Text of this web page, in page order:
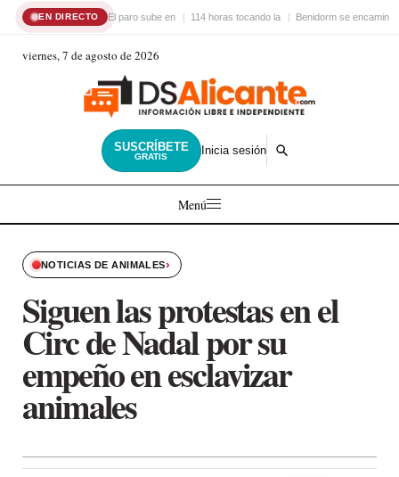
EN DIRECTO El paro sube en 114 horas tocando la Benidorm se encamina
viernes, 7 de agosto de 2026
SUSCRÍBETE
GRATIS Inicia sesión
Menú
NOTICIAS DE ANIMALES›
Siguen las protestas en el
Circ de Nadal por su
empeño en esclavizar
animales